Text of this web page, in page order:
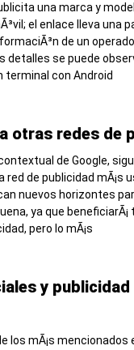
una marca y
el enlace lleva una
de un
detalles se puede
terminal con Android
otras redes de
de Google,
de publicidad mÃ¡s
nuevos horizontes
ya que beneficiarÃ¡
pero lo mÃ¡s
y
los mÃ¡s mencionados